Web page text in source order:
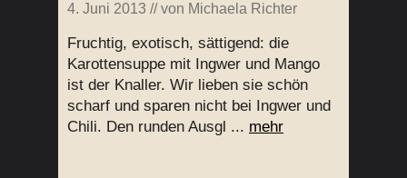
4. Juni 2013 // von Michaela Richter
Fruchtig, exotisch, sättigend: die
Karottensuppe mit Ingwer und Mango
ist der Knaller. Wir lieben sie schön
scharf und sparen nicht bei Ingwer und
Chili. Den runden Ausgl ... mehr